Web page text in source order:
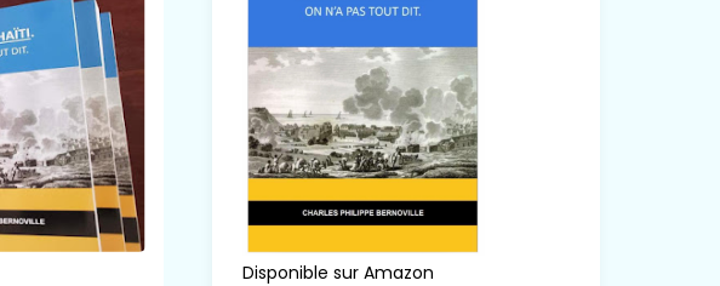
Disponible sur Amazon